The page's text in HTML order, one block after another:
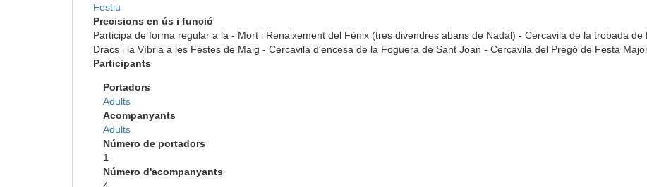
Festiu
Precisions en ús i funció
Participa de forma regular a la - Mort i Renaixement del Fènix (tres divendres abans de Nadal) - Cercavila de la trobada
Dracs i la Víbria a les Festes de Maig - Cercavila d'encesa de la Foguera de Sant Joan - Cercavila del Pregó de Festa
Participants
Portadors
Adults
Acompanyants
Adults
Número de portadors
1
Número d'acompanyants